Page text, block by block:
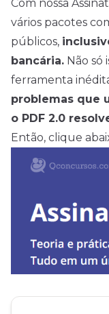
Com nossa
vários pacotes
públicos,
bancária. Não só
ferramenta
problemas que
o PDF 2.0
Então, clique